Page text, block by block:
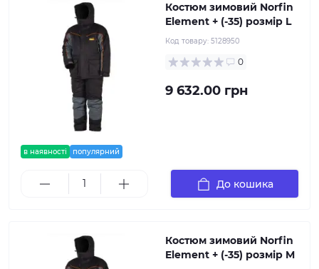
в наявності популярний
Костюм зимовий Norfin
Element + (-35) розмір L
Код товару: 5128950
0
9 632.00 грн
До кошика
Костюм зимовий Norfin
Element + (-35) розмір M